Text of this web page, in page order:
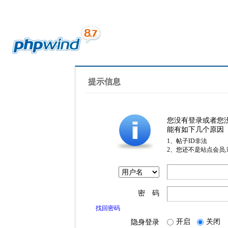
提示信息
您没有登录或者您
能有如下几个原因
1、帖子ID非法
2、您还不是站点会员
密 码
找回密码
隐身登录 开启 关闭